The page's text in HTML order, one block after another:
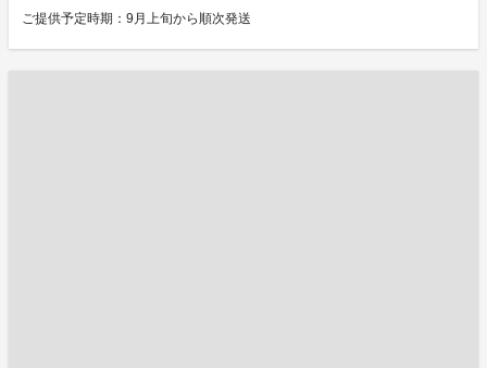
ご提供予定時期：9月上旬から順次発送